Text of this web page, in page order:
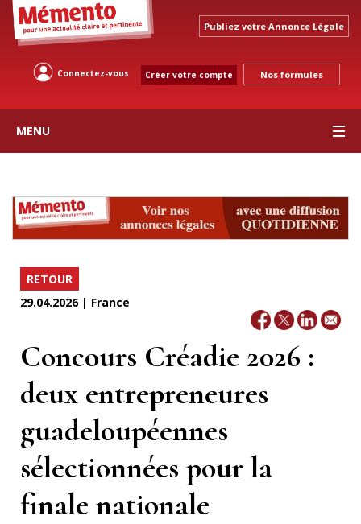
Publiez votre Annonce Légale
Connectez-vous Créer votre compte Nos formules
MENU
RETOUR
29.04.2026 | France
Concours Créadie 2026 :
deux entrepreneures
guadeloupéennes
sélectionnées pour la
finale nationale